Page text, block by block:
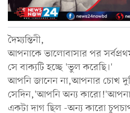
দৈম্যন্তিনী,
আপনাকে ভালোবাসার পর
সে বাক্যটি হচ্ছে 'ভুল করেছি।'
আপনি জানেন না,আপনার চোখ
সেদিন,'আপনি অন্য
একটা দাগ ছিল -অন্য কারো